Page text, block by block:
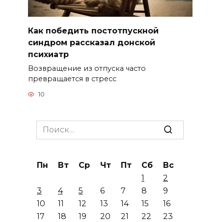
Как победить постотпускной
синдром рассказал донской
психиатр
Возвращение из отпуска часто
превращается в стресс
10
Search
for:
Пн Вт Ср Чт Пт Сб
Вс
1
2
3
4 5 6 7 8
9
10
11 12 13 14 15
16
17
18 19 20 21 22
23